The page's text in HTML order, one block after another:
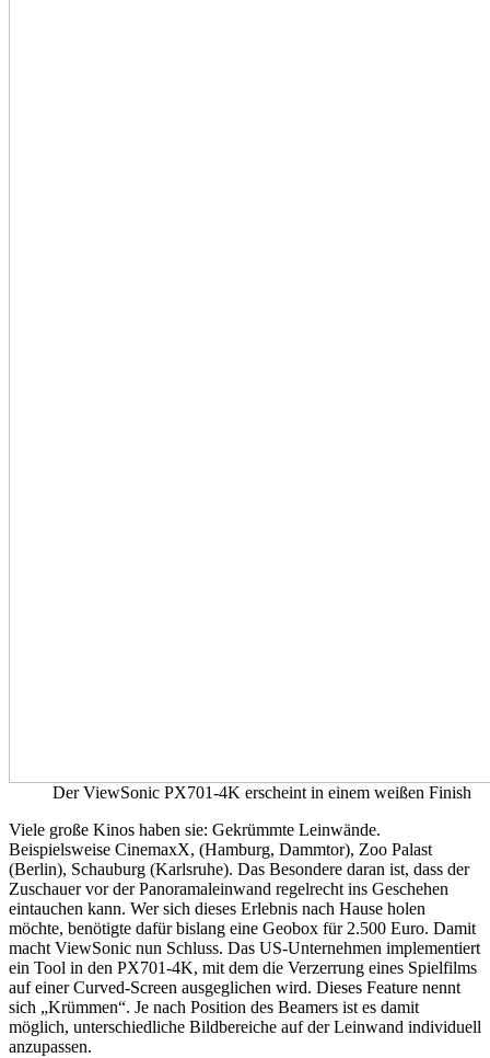
Der ViewSonic PX701-4K erscheint in einem weißen Finish
Viele große Kinos haben sie: Gekrümmte Leinwände.
Beispielsweise CinemaxX, (Hamburg, Dammtor), Zoo Palast
(Berlin), Schauburg (Karlsruhe). Das Besondere daran ist, dass der
Zuschauer vor der Panoramaleinwand regelrecht ins Geschehen
eintauchen kann. Wer sich dieses Erlebnis nach Hause holen
möchte, benötigte dafür bislang eine Geobox für 2.500 Euro. Damit
macht ViewSonic nun Schluss. Das US-Unternehmen implementiert
ein Tool in den PX701-4K, mit dem die Verzerrung eines Spielfilms
auf einer Curved-Screen ausgeglichen wird. Dieses Feature nennt
sich „Krümmen“. Je nach Position des Beamers ist es damit
möglich, unterschiedliche Bildbereiche auf der Leinwand individuell
anzupassen.